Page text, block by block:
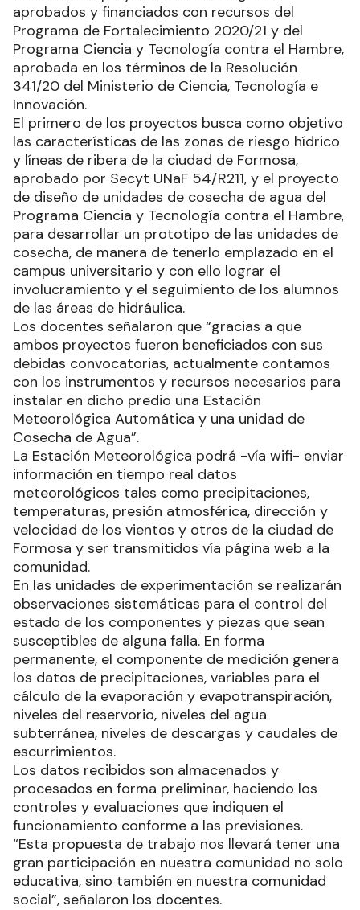
aprobados y financiados con recursos del
Programa de Fortalecimiento 2020/21 y del
Programa Ciencia y Tecnología contra el Hambre,
aprobada en los términos de la Resolución
341/20 del Ministerio de Ciencia, Tecnología e
Innovación.
El primero de los proyectos busca como objetivo
las características de las zonas de riesgo hídrico
y líneas de ribera de la ciudad de Formosa,
aprobado por Secyt UNaF 54/R211, y el proyecto
de diseño de unidades de cosecha de agua del
Programa Ciencia y Tecnología contra el Hambre,
para desarrollar un prototipo de las unidades de
cosecha, de manera de tenerlo emplazado en el
campus universitario y con ello lograr el
involucramiento y el seguimiento de los alumnos
de las áreas de hidráulica.
Los docentes señalaron que “gracias a que
ambos proyectos fueron beneficiados con sus
debidas convocatorias, actualmente contamos
con los instrumentos y recursos necesarios para
instalar en dicho predio una Estación
Meteorológica Automática y una unidad de
Cosecha de Agua”.
La Estación Meteorológica podrá -vía wifi- enviar
información en tiempo real datos
meteorológicos tales como precipitaciones,
temperaturas, presión atmosférica, dirección y
velocidad de los vientos y otros de la ciudad de
Formosa y ser transmitidos vía página web a la
comunidad.
En las unidades de experimentación se realizarán
observaciones sistemáticas para el control del
estado de los componentes y piezas que sean
susceptibles de alguna falla. En forma
permanente, el componente de medición genera
los datos de precipitaciones, variables para el
cálculo de la evaporación y evapotranspiración,
niveles del reservorio, niveles del agua
subterránea, niveles de descargas y caudales de
escurrimientos.
Los datos recibidos son almacenados y
procesados en forma preliminar, haciendo los
controles y evaluaciones que indiquen el
funcionamiento conforme a las previsiones.
“Esta propuesta de trabajo nos llevará tener una
gran participación en nuestra comunidad no solo
educativa, sino también en nuestra comunidad
social”, señalaron los docentes.